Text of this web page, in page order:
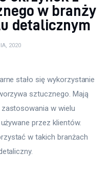
w branży
detalicznym
2020
stało się wykorzystanie
sztucznego. Mają
w wielu
przez klientów.
w takich branżach